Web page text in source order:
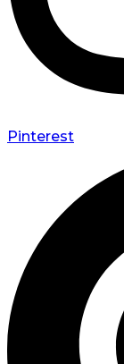
Pinterest